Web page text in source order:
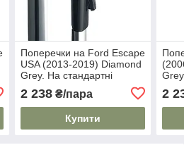
Поперечки на Ford Escape
USA (2013-2019) Diamond
Grey. На стандартні
2 238₴/пара
Купити
2